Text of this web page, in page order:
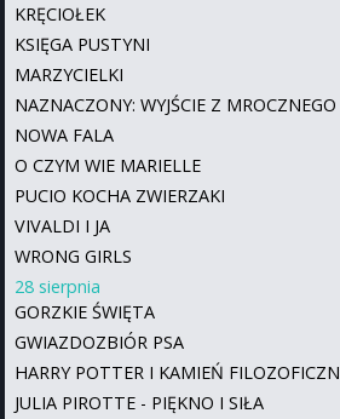
KRĘCIOŁEK
KSIĘGA PUSTYNI
MARZYCIELKI
NAZNACZONY: WYJŚCIE Z
NOWA FALA
O CZYM WIE MARIELLE
PUCIO KOCHA ZWIERZAKI
VIVALDI I JA
WRONG GIRLS
28 sierpnia
GORZKIE ŚWIĘTA
GWIAZDOZBIÓR PSA
HARRY POTTER I KAMIEŃ
JULIA PIROTTE - PIĘKNO I SIŁA